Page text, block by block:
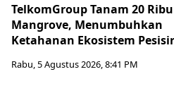
TelkomGroup Tanam 20 Ribu
Mangrove, Menumbuhkan
Ketahanan Ekosistem Pesisir
Rabu, 5 Agustus 2026, 8:41 PM